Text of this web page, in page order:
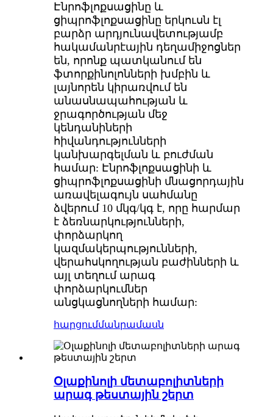
Էնրոֆլոքսացինը և
ցիպրոֆլոքսացինը երկուսն էլ
բարձր արդյունավետությամբ
հակամանրէային դեղամիջոցներ
են, որոնք պատկանում են
ֆտորքինոլոնների խմբին և
լայնորեն կիրառվում են
անասնապահության և
ջրագործության մեջ
կենդանիների
հիվանդությունների
կանխարգելման և բուժման
համար: Էնրոֆլոքսացինի և
ցիպրոֆլոքսացինի մնացորդային
առավելագույն սահմանը
ձվերում 10 մկգ/կգ է, որը հարմար
է ձեռնարկությունների,
փորձարկող
կազմակերպությունների,
վերահսկողության բաժինների և
այլ տեղում արագ
փորձարկումներ
անցկացնողների համար:
հարցումմանրամասն
Օլաքինոլի մետաբոլիտների
արագ թեստային շերտ